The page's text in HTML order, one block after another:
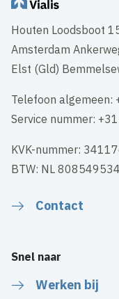
Houten Loodsboot
Amsterdam
Elst (Gld)
Telefoon algemeen:
Service nummer:
KVK-nummer:
BTW: NL
Contact
Snel naar
Werken bij